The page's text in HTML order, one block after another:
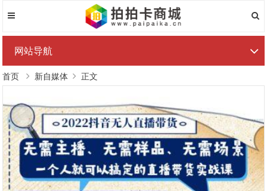
网站导航
首页 新自媒体 正文